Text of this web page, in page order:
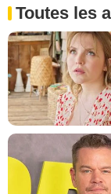
Toutes les